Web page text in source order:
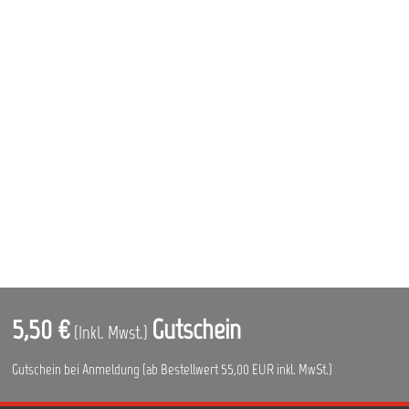
5,50 € (Inkl. Mwst.) Gutschein
Gutschein bei Anmeldung (ab Bestellwert 55,00 EUR inkl. MwSt.)